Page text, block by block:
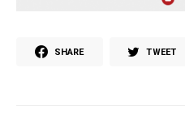
SHARE TWEET